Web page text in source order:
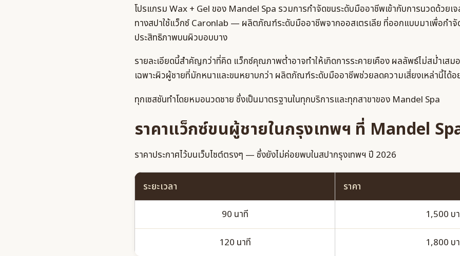
โปรแกรม Wax + Gel ของ Mandel Spa รวมการกำจัดขนระดับมืออาชีพเข้ากับการนวดด้วยเ
ทางสปาใช้แว็กซ์ Caronlab — ผลิตภัณฑ์ระดับมืออาชีพจากออสเตรเลีย ที่ออกแบบมาเพื่อกำ
ประสิทธิภาพบนผิวบอบบาง
รายละเอียดนี้สำคัญกว่าที่คิด แว็กซ์คุณภาพต่ำอาจทำให้เกิดการระคายเคือง ผลลัพธ์ไม่สม่ำเสม
เฉพาะผิวผู้ชายที่มักหนาและขนหยาบกว่า ผลิตภัณฑ์ระดับมืออาชีพช่วยลดความเสี่ยงเหล่านี้ได้อ
ทุกเซสชันทำโดยหมอนวดชาย ซึ่งเป็นมาตรฐานในทุกบริการและทุกสาขาของ Mandel Spa
ราคาแว็กซ์ขนผู้ชายในกรุงเทพฯ ที่ Mandel
ราคาประกาศไว้บนเว็บไซต์ตรงๆ — ซึ่งยังไม่ค่อยพบในสปากรุงเทพฯ ปี 2026
ระยะเวลา ราคา
90 นาที 1,500 บ
120 นาที
1,800 บ